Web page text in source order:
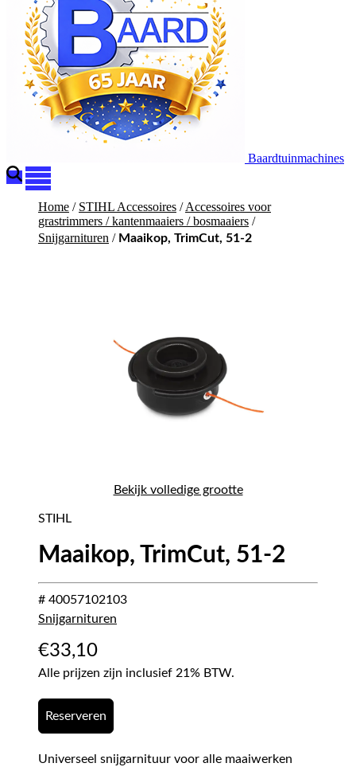
Baardtuinmachines
Home / STIHL Accessoires /Accessoires voor
grastrimmers / kantenmaaiers / bosmaaiers /
Snijgarnituren / Maaikop, TrimCut, 51-2
Bekijk volledige grootte
STIHL
Maaikop, TrimCut, 51-2
# 40057102103
Snijgarnituren
€33,10
Alle prijzen zijn inclusief 21% BTW.
Reserveren
Universeel snijgarnituur voor alle maaiwerken